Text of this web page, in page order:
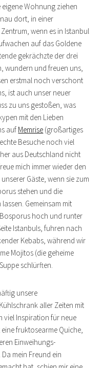
Wohnung ziehen
dort, in einer
wenn es in Istanbul
auf das Goldene
gekrächzte der drei
wundern und freuen uns,
erstmal noch verschont
ist auch unser neuer
zu uns gestoßen, was
mit den Lieben
auf Memrise (großartiges
Besuche noch viel
aus Deutschland nicht
mich immer wieder den
Gäste, wenn sie zum
stehen und die
Gemeinsam mit
hoch und runter
Istanbuls, fuhren nach
Kebabs, während wir
Mojitos (die geheime
schlürften.
unsere
aller Zeiten mit
viel Inspiration für neue
eine fruktosearme Quiche,
Einweihungs-
mein Freund ein